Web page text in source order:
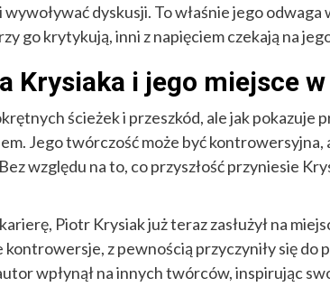
dyskusji. To właśnie jego
go krytykują, inni z napięciem czekają na
Krysiaka i jego miejsce
ścieżek i przeszkód, ale jak pokazuje
Jego twórczość może być kontrowersyjna,
względu na to, co przyszłość przyniesie
Piotr Krysiak już teraz zasłużył na
kontrowersje, z pewnością przyczyniły się do
wpłynął na innych twórców, inspirując